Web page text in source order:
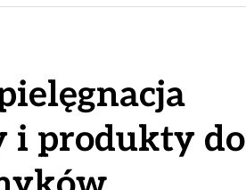
i produkty do